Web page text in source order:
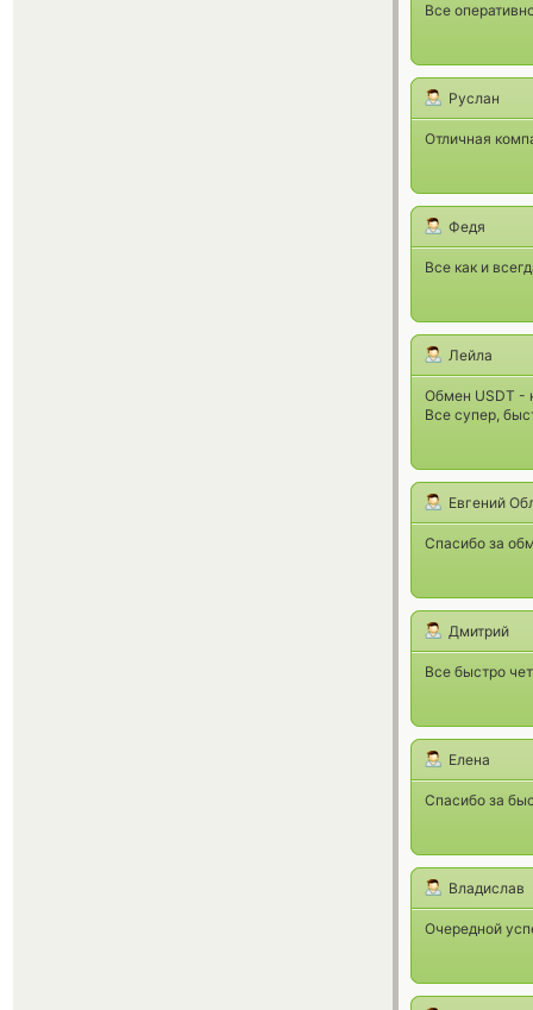
Все
Руслан
Отличная
Федя
Все как и
Лейла
Обмен USDT -
Все супер,
Евгений
Спасибо за
Дмитрий
Все быстро
Елена
Спасибо за
Владислав
Очередной